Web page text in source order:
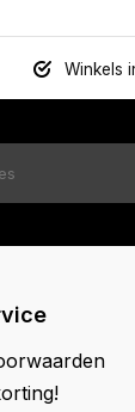
Winkels